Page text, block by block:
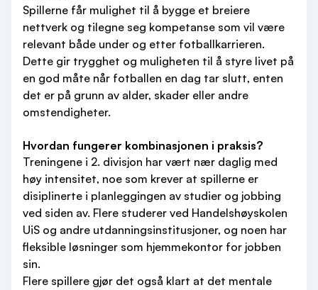
Spillerne får mulighet til å bygge et breiere
nettverk og tilegne seg kompetanse som vil være
relevant både under og etter fotballkarrieren.
Dette gir trygghet og muligheten til å styre livet på
en god måte når fotballen en dag tar slutt, enten
det er på grunn av alder, skader eller andre
omstendigheter.
Hvordan fungerer kombinasjonen i praksis?
Treningene i 2. divisjon har vært nær daglig med
høy intensitet, noe som krever at spillerne er
disiplinerte i planleggingen av studier og jobbing
ved siden av. Flere studerer ved Handelshøyskolen
UiS og andre utdanningsinstitusjoner, og noen har
fleksible løsninger som hjemmekontor for jobben
sin.
Flere spillere gjør det også klart at det mentale